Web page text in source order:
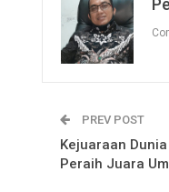
PREV POST
Kejuaraan
Peraih Juara